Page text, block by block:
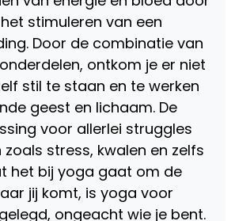
stimuleren van een
Door de combinatie van
ontkom je er niet
stil te staan en te werken
geest en lichaam. De
voor allerlei struggles
stress, kwalen en zelfs
het bij yoga gaat om de
jij komt, is yoga voor
ongeacht wie je bent.